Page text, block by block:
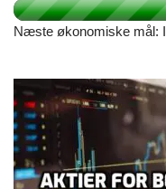
Næste økonomiske mål: